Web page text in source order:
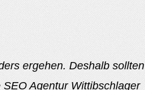
ergehen. Deshalb sollten
Agentur Wittibschlager